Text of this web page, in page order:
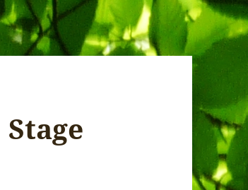
Stage